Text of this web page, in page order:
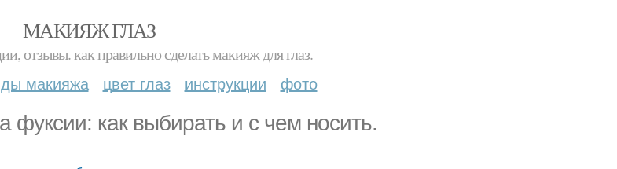
МАКИЯЖ ГЛАЗ
отзывы. как правильно сделать макияж для глаз.
макияжа цвет глаз инструкции фото
фуксии: как выбирать и с чем носить.